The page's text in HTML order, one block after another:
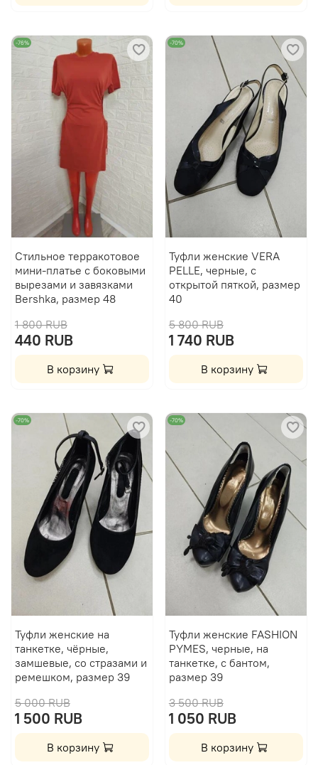
-76%
Стильное терракотовое
мини-платье с боковыми
вырезами и завязками
Bershka, размер 48
1 800 RUB
440 RUB
В корзину
-70%
Туфли женские VERA
PELLE, черные, с
открытой пяткой, размер
40
5 800 RUB
1 740 RUB
В корзину
-70%
Туфли женские на
танкетке, чёрные,
замшевые, со стразами и
ремешком, размер 39
5 000 RUB
1 500 RUB
В корзину
-70%
Туфли женские FASHION
PYMES, черные, на
танкетке, с бантом,
размер 39
3 500 RUB
1 050 RUB
В корзину